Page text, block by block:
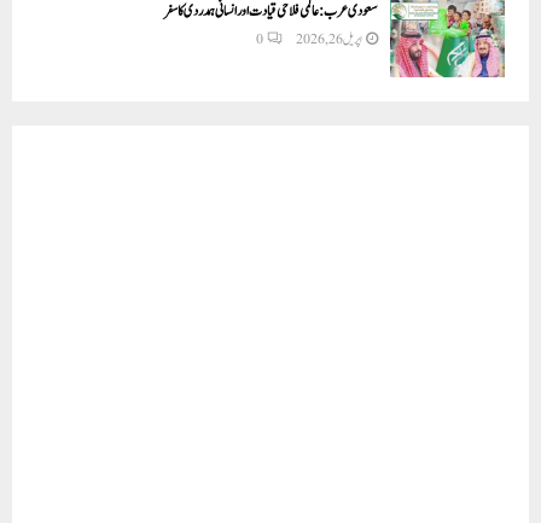
سعودی عرب: عالمی فلاحی قیادت اور انسانی ہمدردی کا سفر
اپریل 26, 2026 0